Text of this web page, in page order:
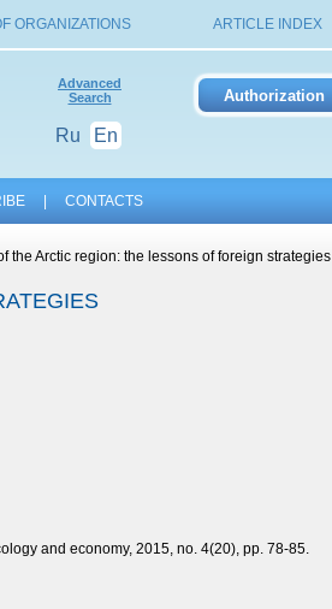
ORGANIZATIONS ARTICLE INDEX
Advanced
Search
Ru En
CONTACTS
the Arctic region: the lessons of foreign strategies
and economy, 2015, no. 4(20), pp. 78-85.